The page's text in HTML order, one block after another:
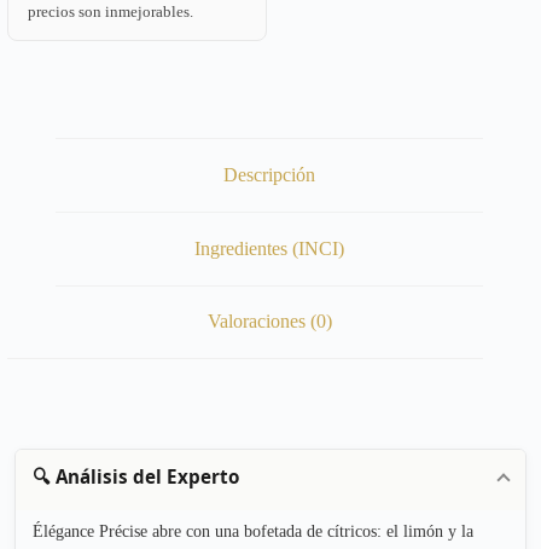
precios son inmejorables.
Descripción
Ingredientes (INCI)
Valoraciones (0)
🔍 Análisis del Experto
Élégance Précise abre con una bofetada de cítricos: el limón y la